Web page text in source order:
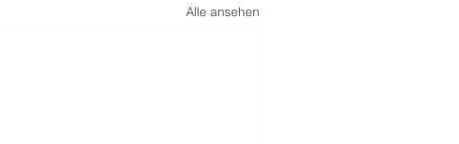
Alle ansehen